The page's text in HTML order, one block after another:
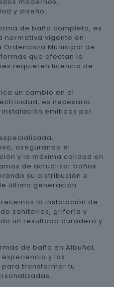
y diseño.
de baño completo, es
normativa vigente en
Ordenanza Municipal de
que afectan la
requieren licencia de
un cambio en el
es necesario
emitidos por
asegurando el
y la máxima calidad en
de actualizar baños
su distribución e
última generación.
la instalación de
sanitarios, grifería y
un resultado duradero y
de baño en Albuñol,
y los
transformar tu